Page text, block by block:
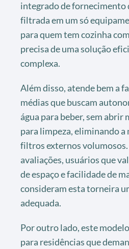
integrado de fornecimento
filtrada em um só
para quem tem cozinha
precisa de uma solução
complexa.
Além disso, atende bem a
médias que buscam
água para beber, sem abrir
para limpeza, eliminando a
filtros externos volumosos.
avaliações, usuários que
de espaço e facilidade de
consideram esta torneira
adequada.
Por outro lado, este
para residências que